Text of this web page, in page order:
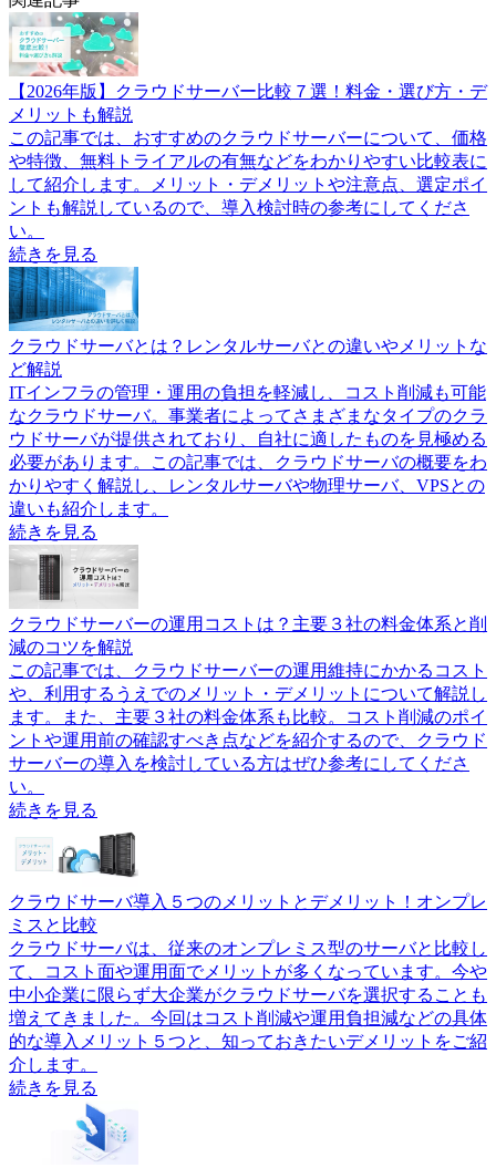
【2026年版】クラウドサーバー比較７選！料金・選び方・デ
メリットも解説
この記事では、おすすめのクラウドサーバーについて、価格
や特徴、無料トライアルの有無などをわかりやすい比較表に
して紹介します。メリット・デメリットや注意点、選定ポイ
ントも解説しているので、導入検討時の参考にしてくださ
い。
続きを見る
クラウドサーバとは？レンタルサーバとの違いやメリットな
ど解説
ITインフラの管理・運用の負担を軽減し、コスト削減も可能
なクラウドサーバ。事業者によってさまざまなタイプのクラ
ウドサーバが提供されており、自社に適したものを見極める
必要があります。この記事では、クラウドサーバの概要をわ
かりやすく解説し、レンタルサーバや物理サーバ、VPSとの
違いも紹介します。
続きを見る
クラウドサーバーの運用コストは？主要３社の料金体系と削
減のコツを解説
この記事では、クラウドサーバーの運用維持にかかるコスト
や、利用するうえでのメリット・デメリットについて解説し
ます。また、主要３社の料金体系も比較。コスト削減のポイ
ントや運用前の確認すべき点などを紹介するので、クラウド
サーバーの導入を検討している方はぜひ参考にしてくださ
い。
続きを見る
クラウドサーバ導入５つのメリットとデメリット！オンプレ
ミスと比較
クラウドサーバは、従来のオンプレミス型のサーバと比較し
て、コスト面や運用面でメリットが多くなっています。今や
中小企業に限らず大企業がクラウドサーバを選択することも
増えてきました。今回はコスト削減や運用負担減などの具体
的な導入メリット５つと、知っておきたいデメリットをご紹
介します。
続きを見る